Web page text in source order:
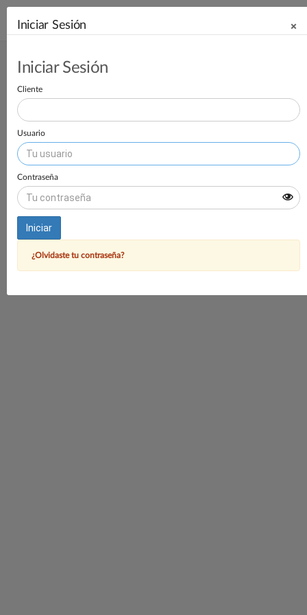
×
Iniciar Sesión
Iniciar Sesión
Cliente
Usuario
Contraseña
Iniciar
¿Olvidaste tu contraseña?
apps
Producción
Recursos
Finanzas